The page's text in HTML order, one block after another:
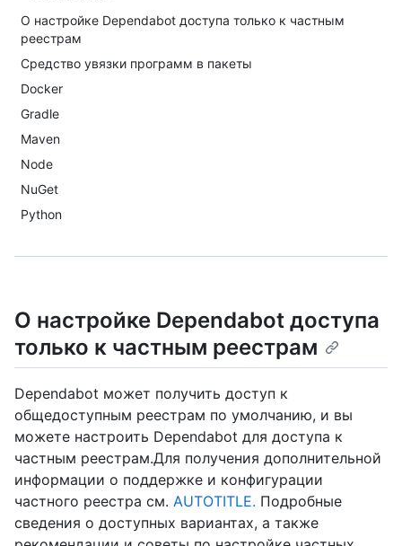
О настройке Dependabot доступа только к частным
реестрам
Средство увязки программ в пакеты
Docker
Gradle
Maven
Node
NuGet
Python
О настройке Dependabot доступа
только к частным реестрам
Dependabot может получить доступ к
общедоступным реестрам по умолчанию, и вы
можете настроить Dependabot для доступа к
частным реестрам.Для получения дополнительной
информации о поддержке и конфигурации
частного реестра см. AUTOTITLE. Подробные
сведения о доступных вариантах, а также